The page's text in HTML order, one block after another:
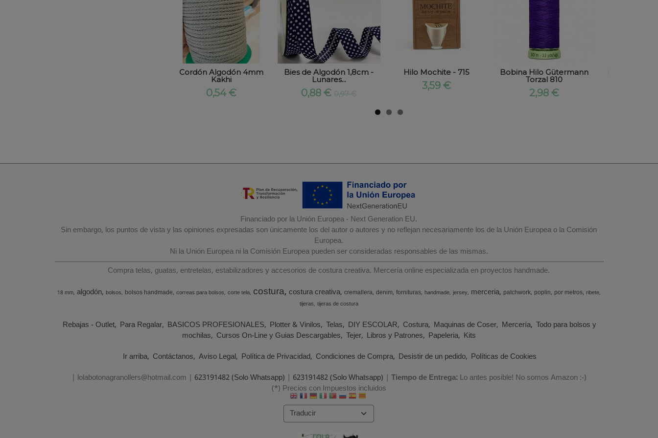
Cordón Algodón 4mm
Kakhi
0,54 €
Bies de Algodón 1,8cm -
Lunares...
0,88 €0,97 €
Hilo Mochite - 715
3,59 €
Bobina Hilo Gütermann
Torzal 810
2,98 €
Financiado por la Unión Europea - Next Generation EU.
Sin embargo, los puntos de vista y las opiniones expresadas son únicamente los del autor o autores y no reflejan necesariamente los de la Unión Europea o la Comisión
Europea.
Ni la Unión Europea ni la Comisión Europea pueden ser consideradas responsables de las mismas.
Compra telas, guatas, entretelas, estabilizadores y accesorios de costura creativa. Mercería online especializada en proyectos handmade.
18 mm algodón bolsos bolsos handmade correas para bolsos corte tela costura costura creativa cremallera denim fornituras handmade jersey merceria patchwork poplin por metros ribete
tijeras tijeras de costura
Rebajas - Outlet Para Regalar BASICOS PROFESIONALES Plotter & Vinilos Telas DIY ESCOLAR Costura Maquinas de Coser Mercería Todo para bolsos y
mochilas Cursos On-Line y Guias Descargables Tejer Libros y Patrones Papeleria Kits
Ir arriba Contáctanos Aviso Legal Política de Privacidad Condiciones de Compra Desistir de un pedido Políticas de Cookies
| lolabotonagranollers@hotmail.com | 623191482 (Solo Whatsapp) | 623191482 (Solo Whatsapp) | Tiempo de Entrega:Lo antes posible! No somos Amazon :-)
(*) Precios con Impuestos incluidos